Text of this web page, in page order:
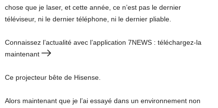
chose que je laser, et cette année, ce n’est pas le dernier
téléviseur, ni le dernier téléphone, ni le dernier pliable.
Connaissez l’actualité avec l’application 7NEWS : téléchargez-la
maintenant
Ce projecteur bête de Hisense.
Alors maintenant que je l’ai essayé dans un environnement non